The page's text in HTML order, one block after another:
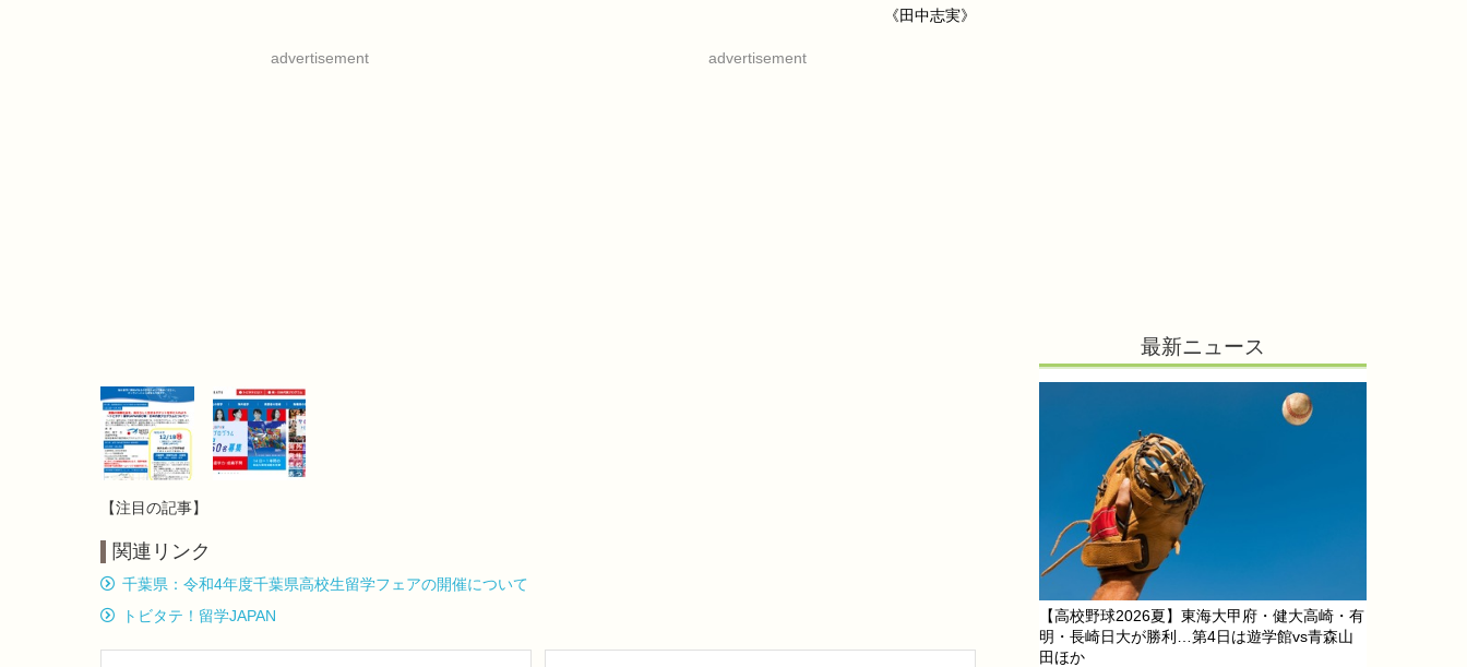
《田中志実》
advertisement advertisement
【注目の記事】
関連リンク
千葉県：令和4年度千葉県高校生留学フェアの開催について
トビタテ！留学JAPAN
最新ニュース
【高校野球2026夏】東海大甲府・健大高崎・有
明・長崎日大が勝利…第4日は遊学館vs青森山
田ほか